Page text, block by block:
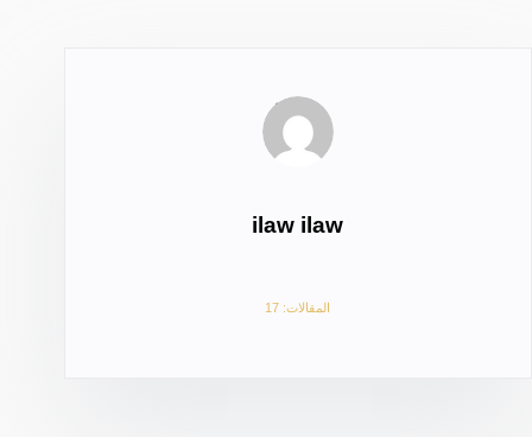
ilaw ilaw
المقالات: 17